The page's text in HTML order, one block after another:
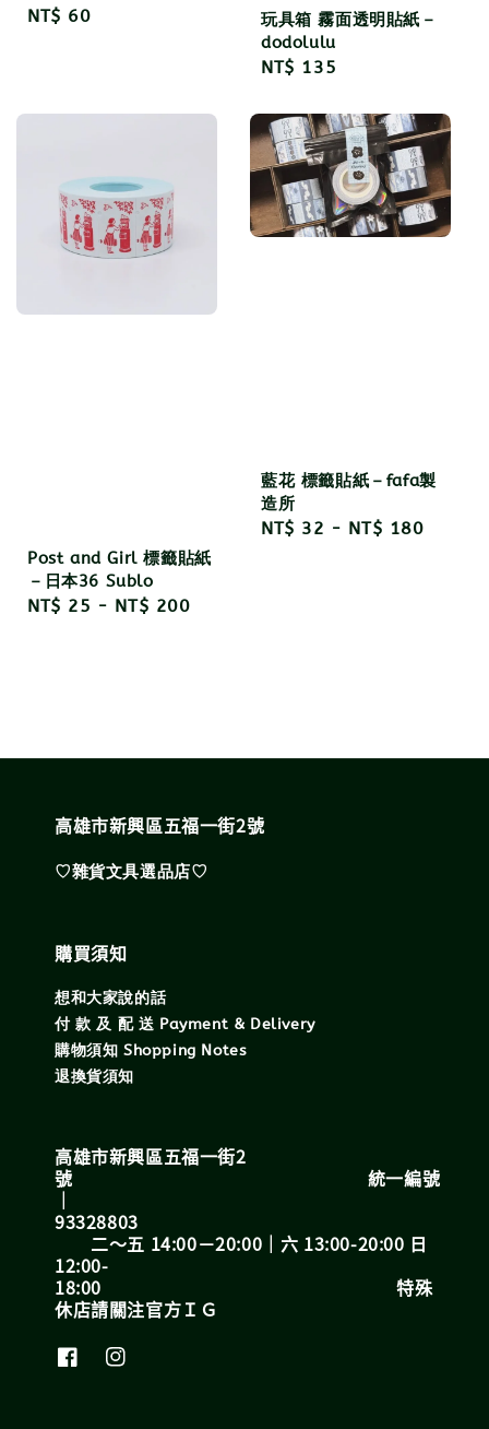
Regular
NT$ 60
玩具箱 霧面透明貼紙－
dodolulu
Regular
NT$ 135
Post and Girl 標籤貼紙
－日本36 Sublo
Regular
NT$ 25 - NT$ 200
藍花 標籤貼紙－fafa製
造所
Regular
NT$ 32 - NT$ 180
高雄市新興區五福一街2號
♡雜貨文具選品店♡
購買須知
想和大家說的話
付 款 及 配 送 Payment & Delivery
購物須知 Shopping Notes
退換貨須知
高雄市新興區五福一街2
號 統一編號
｜
93328803
二～五 14:00－20:00｜六 13:00-20:00 日
12:00-
18:00 特殊
休店請關注官方ＩＧ